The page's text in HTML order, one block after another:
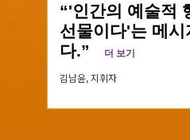
“'인간의 예술적
선물이다'는 메시
다.”
더 보기
김남윤,지휘자